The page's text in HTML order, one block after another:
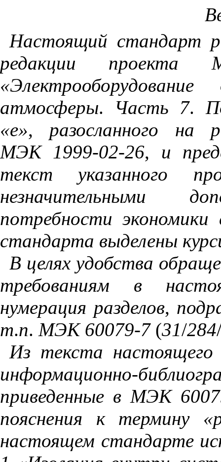
Настоящий стандарт
редакции
проекта
«Электрооборудование
атмосферы. Часть 7.
«е», разосланного на
МЭК 1999-02-26, и
текст
указанного
незначительными
потребности экономики
стандарта выделены
В целях удобства
требованиям
в
нумерация разделов,
т.п. МЭК 60079-7(31/284
Из текста настоящего
информационно-
приведенные в МЭК
пояснения
к термину
настоящем стандарте